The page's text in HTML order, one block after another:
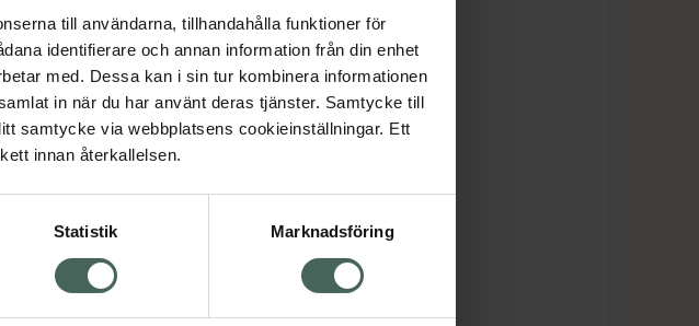
till användarna, tillhandahålla funktioner för
identifierare och annan information från din enhet
med. Dessa kan i sin tur kombinera informationen
in när du har använt deras tjänster. Samtycke till
samtycke via webbplatsens cookieinställningar. Ett
innan återkallelsen.
Statistik Marknadsföring